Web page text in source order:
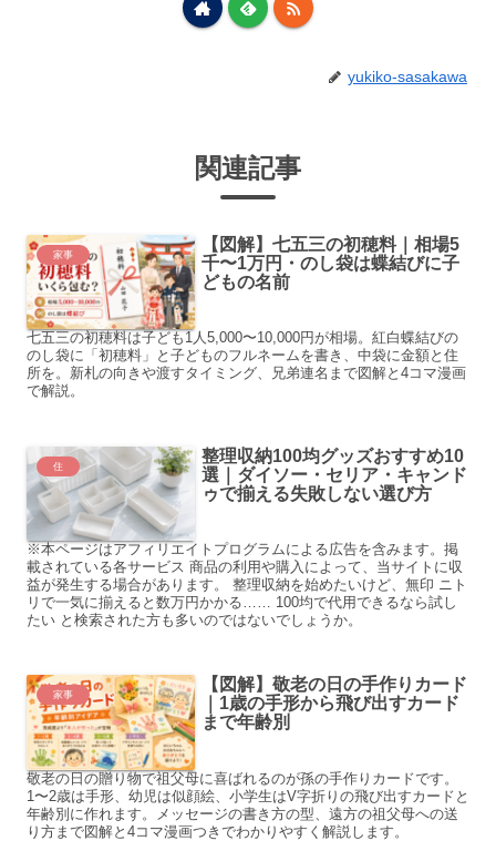
yukiko-sasakawa
関連記事
家事
【図解】七五三の初穂料｜相場5
千〜1万円・のし袋は蝶結びに子
どもの名前
七五三の初穂料は子ども1人5,000〜10,000円が相場。紅白蝶結びの
のし袋に「初穂料」と子どものフルネームを書き、中袋に金額と住
所を。新札の向きや渡すタイミング、兄弟連名まで図解と4コマ漫画
で解説。
住
整理収納100均グッズおすすめ10
選｜ダイソー・セリア・キャンド
ゥで揃える失敗しない選び方
※本ページはアフィリエイトプログラムによる広告を含みます。掲
載されている各サービス 商品の利用や購入によって、当サイトに収
益が発生する場合があります。 整理収納を始めたいけど、無印 ニト
リで一気に揃えると数万円かかる…… 100均で代用できるなら試し
たい と検索された方も多いのではないでしょうか。
家事
【図解】敬老の日の手作りカード
｜1歳の手形から飛び出すカード
まで年齢別
敬老の日の贈り物で祖父母に喜ばれるのが孫の手作りカードです。
1〜2歳は手形、幼児は似顔絵、小学生はV字折りの飛び出すカードと
年齢別に作れます。メッセージの書き方の型、遠方の祖父母への送
り方まで図解と4コマ漫画つきでわかりやすく解説します。